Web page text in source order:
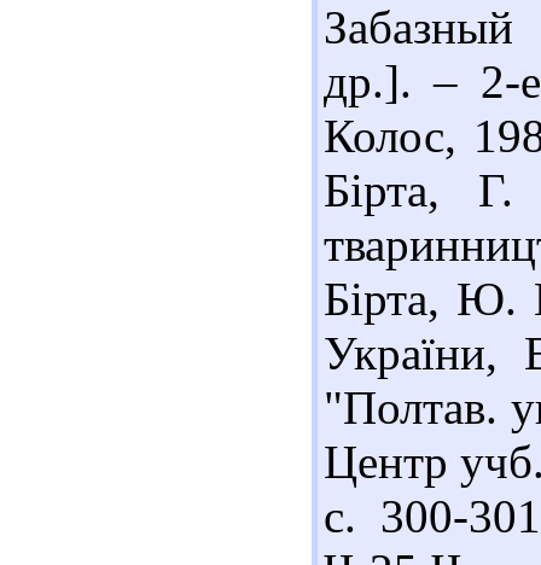
др.]. – 2-
Колос,
Бірта,
Бірта, Ю.
України,
"Полтав.
Центр
с. 300-